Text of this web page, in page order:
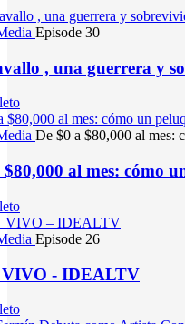
Episode 30
, una guerrera y
De $0 a $80,000 al mes:
$80,000 al mes: cómo
Episode 26
- IDEALTV